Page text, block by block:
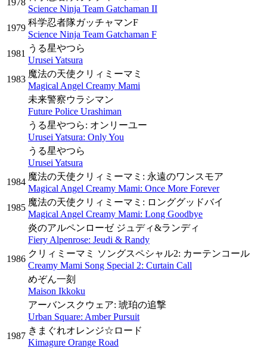
1978
Science Ninja Team Gatchaman II
1979
科学忍者隊ガッチャマンF
Science Ninja Team Gatchaman F
1981
うる星やつら
Urusei Yatsura
1983
魔法の天使クリィミーマミ
Magical Angel Creamy Mami
未来警察ウラシマン
Future Police Urashiman
うる星やつら: オンリーユー
Urusei Yatsura: Only You
うる星やつら
Urusei Yatsura
1984
魔法の天使クリィミーマミ: 永遠のワンスモア
Magical Angel Creamy Mami: Once More Forever
1985
魔法の天使クリィミーマミ: ロンググッドバイ
Magical Angel Creamy Mami: Long Goodbye
炎のアルペンローゼ ジュディ&ランディ
Fiery Alpenrose: Jeudi & Randy
1986
クリィミーマミ ソングスペシャル2: カーテンコール
Creamy Mami Song Special 2: Curtain Call
めぞん一刻
Maison Ikkoku
アーバンスクウェア: 琥珀の追撃
Urban Square: Amber Pursuit
1987
きまぐれオレンジ☆ロード
Kimagure Orange Road